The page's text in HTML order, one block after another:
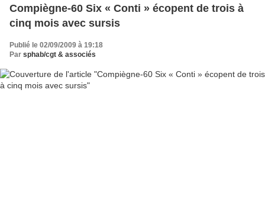
Compiègne-60 Six « Conti » écopent de trois à
cinq mois avec sursis
Publié le 02/09/2009 à 19:18
Par sphab/cgt & associés